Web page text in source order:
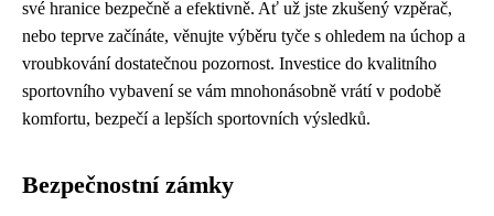
své hranice bezpečně a efektivně. Ať už jste zkušený vzpěrač,
nebo teprve začínáte, věnujte výběru tyče s ohledem na úchop a
vroubkování dostatečnou pozornost. Investice do kvalitního
sportovního vybavení se vám mnohonásobně vrátí v podobě
komfortu, bezpečí a lepších sportovních výsledků.
Bezpečnostní zámky